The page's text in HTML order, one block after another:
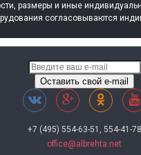
ALBREHTA.NET/DOCS/WA-
размеры и иные
согласовываются
Оставить свой e-mail
+7 (495) 554-63-51, 554-41-78
office@albrehta.net